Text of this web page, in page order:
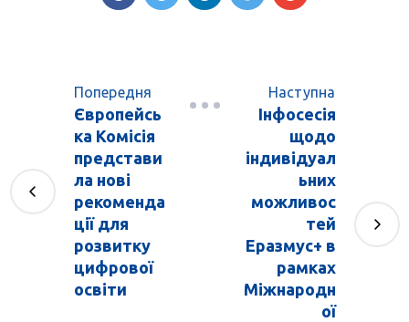
Попередня
Європейсь
ка Комісія
представи
ла нові
рекоменда
ції для
розвитку
цифрової
освіти
Наступна
Інфосесія
щодо
індивідуал
ьних
можливос
тей
Еразмус+ в
рамках
Міжнародн
ої